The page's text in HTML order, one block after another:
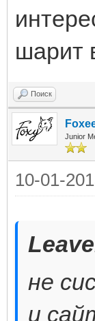
шарит
Поиск
Junior
10-01-
не
и